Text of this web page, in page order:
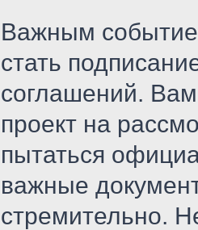
Важным
стать
соглашений.
проект на
пытаться
важные
стремительно.